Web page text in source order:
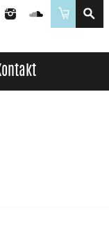
Twitter InstagramSoundCloud
Sklep